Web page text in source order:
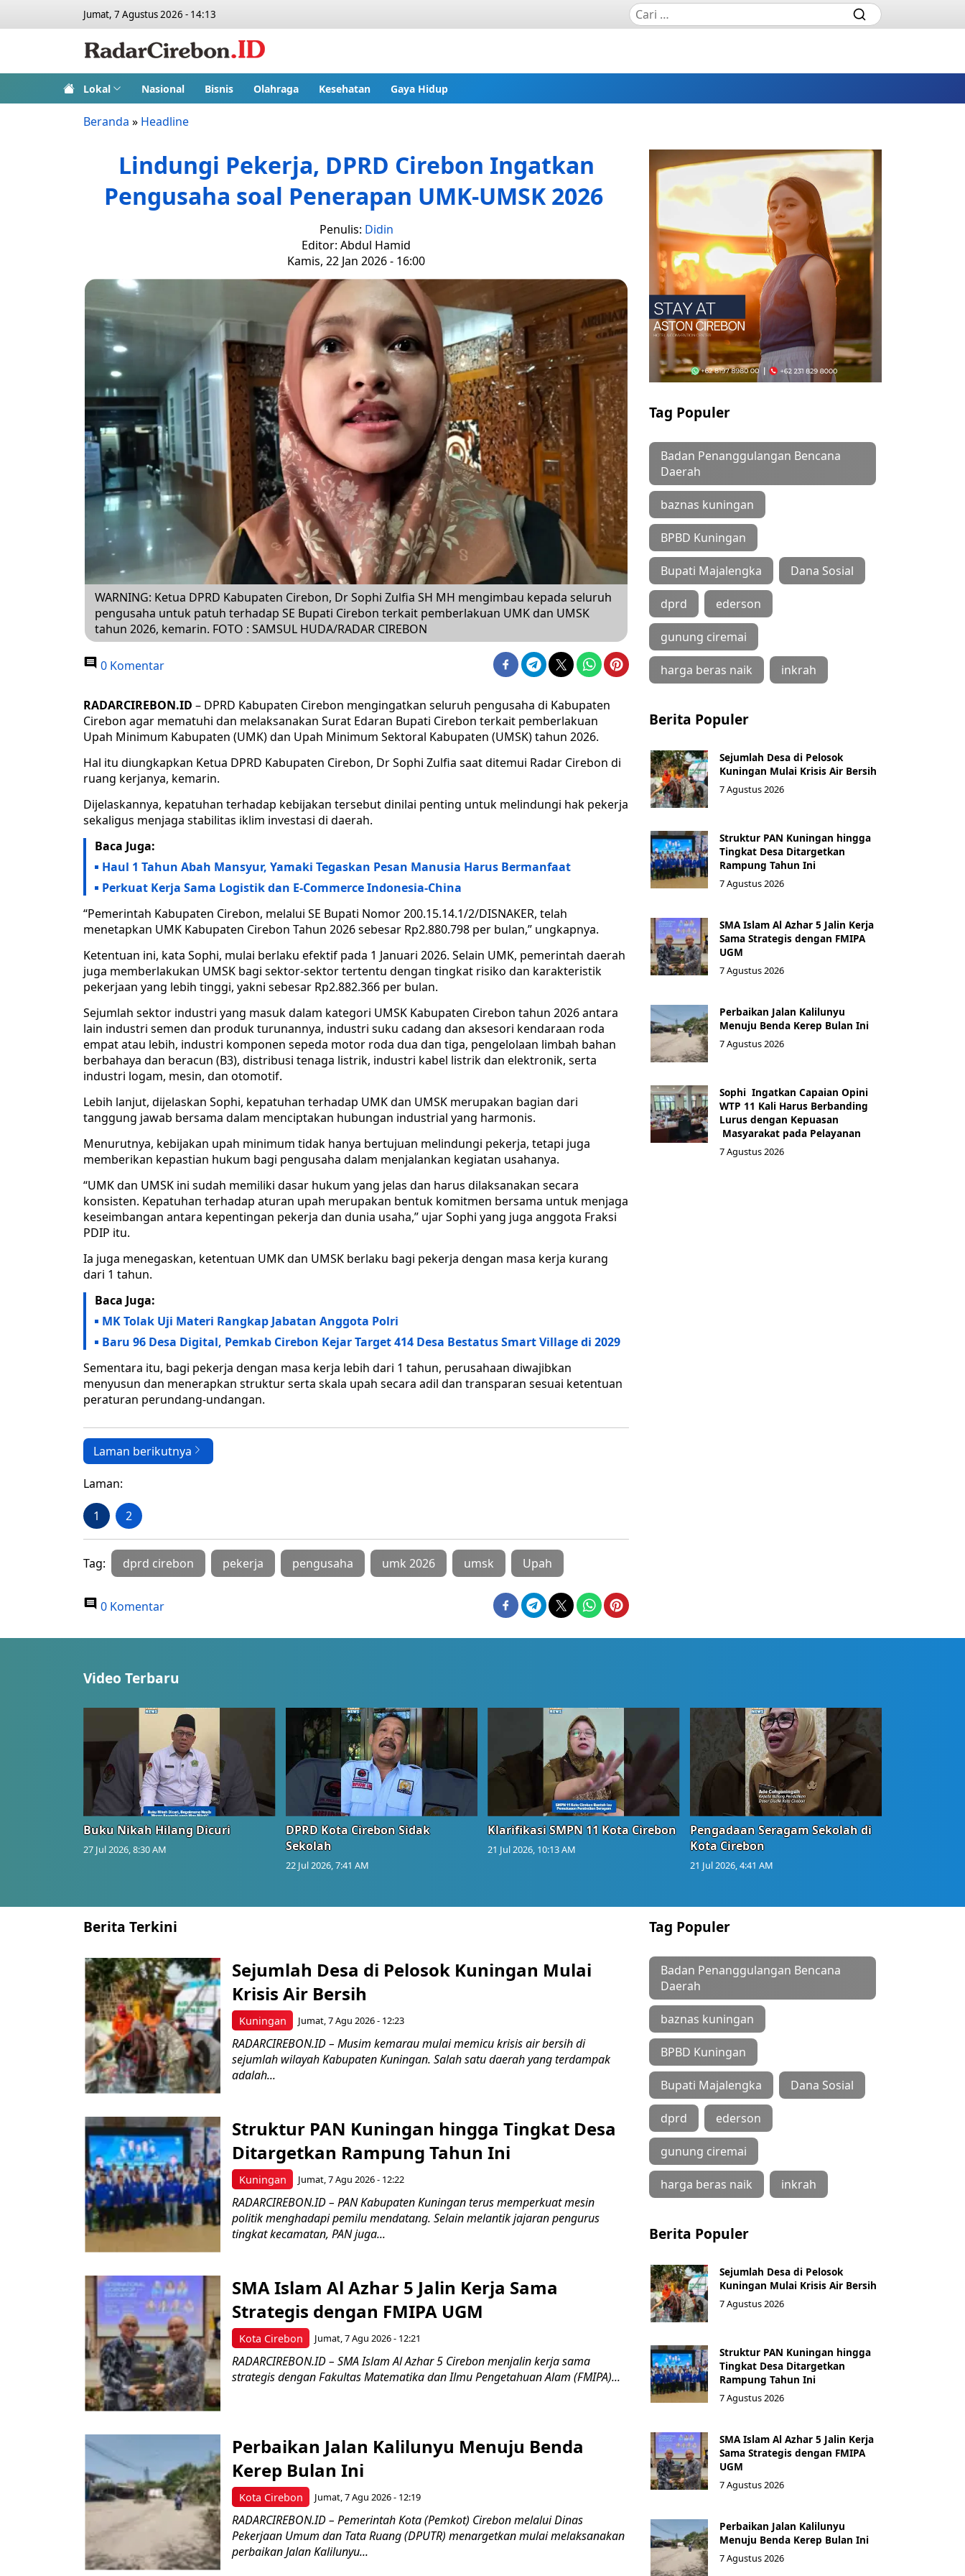
Jumat, 7 Agustus 2026 - 14:13
Lokal Nasional Bisnis Olahraga Kesehatan Gaya Hidup
Beranda » Headline
Lindungi Pekerja, DPRD Cirebon Ingatkan
Pengusaha soal Penerapan UMK-UMSK 2026
Penulis: Didin
Editor: Abdul Hamid
Kamis, 22 Jan 2026 - 16:00
WARNING: Ketua DPRD Kabupaten Cirebon, Dr Sophi Zulfia SH MH mengimbau kepada seluruh
pengusaha untuk patuh terhadap SE Bupati Cirebon terkait pemberlakuan UMK dan UMSK
tahun 2026, kemarin. FOTO : SAMSUL HUDA/RADAR CIREBON
0 Komentar
RADARCIREBON.ID – DPRD Kabupaten Cirebon mengingatkan seluruh pengusaha di Kabupaten
Cirebon agar mematuhi dan melaksanakan Surat Edaran Bupati Cirebon terkait pemberlakuan
Upah Minimum Kabupaten (UMK) dan Upah Minimum Sektoral Kabupaten (UMSK) tahun 2026.
Hal itu diungkapkan Ketua DPRD Kabupaten Cirebon, Dr Sophi Zulfia saat ditemui Radar Cirebon di
ruang kerjanya, kemarin.
Dijelaskannya, kepatuhan terhadap kebijakan tersebut dinilai penting untuk melindungi hak pekerja
sekaligus menjaga stabilitas iklim investasi di daerah.
Baca Juga:
Haul 1 Tahun Abah Mansyur, Yamaki Tegaskan Pesan Manusia Harus Bermanfaat
Perkuat Kerja Sama Logistik dan E-Commerce Indonesia-China
“Pemerintah Kabupaten Cirebon, melalui SE Bupati Nomor 200.15.14.1/2/DISNAKER, telah
menetapkan UMK Kabupaten Cirebon Tahun 2026 sebesar Rp2.880.798 per bulan,” ungkapnya.
Ketentuan ini, kata Sophi, mulai berlaku efektif pada 1 Januari 2026. Selain UMK, pemerintah daerah
juga memberlakukan UMSK bagi sektor-sektor tertentu dengan tingkat risiko dan karakteristik
pekerjaan yang lebih tinggi, yakni sebesar Rp2.882.366 per bulan.
Sejumlah sektor industri yang masuk dalam kategori UMSK Kabupaten Cirebon tahun 2026 antara
lain industri semen dan produk turunannya, industri suku cadang dan aksesori kendaraan roda
empat atau lebih, industri komponen sepeda motor roda dua dan tiga, pengelolaan limbah bahan
berbahaya dan beracun (B3), distribusi tenaga listrik, industri kabel listrik dan elektronik, serta
industri logam, mesin, dan otomotif.
Lebih lanjut, dijelaskan Sophi, kepatuhan terhadap UMK dan UMSK merupakan bagian dari
tanggung jawab bersama dalam menciptakan hubungan industrial yang harmonis.
Menurutnya, kebijakan upah minimum tidak hanya bertujuan melindungi pekerja, tetapi juga
memberikan kepastian hukum bagi pengusaha dalam menjalankan kegiatan usahanya.
“UMK dan UMSK ini sudah memiliki dasar hukum yang jelas dan harus dilaksanakan secara
konsisten. Kepatuhan terhadap aturan upah merupakan bentuk komitmen bersama untuk menjaga
keseimbangan antara kepentingan pekerja dan dunia usaha,” ujar Sophi yang juga anggota Fraksi
PDIP itu.
Ia juga menegaskan, ketentuan UMK dan UMSK berlaku bagi pekerja dengan masa kerja kurang
dari 1 tahun.
Baca Juga:
MK Tolak Uji Materi Rangkap Jabatan Anggota Polri
Baru 96 Desa Digital, Pemkab Cirebon Kejar Target 414 Desa Bestatus Smart Village di 2029
Sementara itu, bagi pekerja dengan masa kerja lebih dari 1 tahun, perusahaan diwajibkan
menyusun dan menerapkan struktur serta skala upah secara adil dan transparan sesuai ketentuan
peraturan perundang-undangan.
Laman berikutnya
Laman:
1 2
Tag: dprd cirebon pekerja pengusaha umk 2026 umsk Upah
0 Komentar
Tag Populer
Badan Penanggulangan Bencana
Daerah
baznas kuningan
BPBD Kuningan
Bupati Majalengka Dana Sosial
dprd ederson
gunung ciremai
harga beras naik inkrah
Berita Populer
Sejumlah Desa di Pelosok
Kuningan Mulai Krisis Air Bersih
7 Agustus 2026
Struktur PAN Kuningan hingga
Tingkat Desa Ditargetkan
Rampung Tahun Ini
7 Agustus 2026
SMA Islam Al Azhar 5 Jalin Kerja
Sama Strategis dengan FMIPA
UGM
7 Agustus 2026
Perbaikan Jalan Kalilunyu
Menuju Benda Kerep Bulan Ini
7 Agustus 2026
Sophi Ingatkan Capaian Opini
WTP 11 Kali Harus Berbanding
Lurus dengan Kepuasan
Masyarakat pada Pelayanan
7 Agustus 2026
Video Terbaru
Buku Nikah Hilang Dicuri
27 Jul 2026, 8:30 AM
DPRD Kota Cirebon Sidak
Sekolah
22 Jul 2026, 7:41 AM
Klarifikasi SMPN 11 Kota Cirebon
21 Jul 2026, 10:13 AM
Pengadaan Seragam Sekolah di
Kota Cirebon
21 Jul 2026, 4:41 AM
Berita Terkini
Kuningan
Sejumlah Desa di Pelosok Kuningan Mulai
Krisis Air Bersih
Jumat, 7 Agu 2026 - 12:23
RADARCIREBON.ID – Musim kemarau mulai memicu krisis air bersih di
sejumlah wilayah Kabupaten Kuningan. Salah satu daerah yang terdampak
adalah...
Kuningan
Struktur PAN Kuningan hingga Tingkat Desa
Ditargetkan Rampung Tahun Ini
Jumat, 7 Agu 2026 - 12:22
RADARCIREBON.ID – PAN Kabupaten Kuningan terus memperkuat mesin
politik menghadapi pemilu mendatang. Selain melantik jajaran pengurus
tingkat kecamatan, PAN juga...
Kota Cirebon
SMA Islam Al Azhar 5 Jalin Kerja Sama
Strategis dengan FMIPA UGM
Jumat, 7 Agu 2026 - 12:21
RADARCIREBON.ID – SMA Islam Al Azhar 5 Cirebon menjalin kerja sama
strategis dengan Fakultas Matematika dan Ilmu Pengetahuan Alam (FMIPA)...
Kota Cirebon
Perbaikan Jalan Kalilunyu Menuju Benda
Kerep Bulan Ini
Jumat, 7 Agu 2026 - 12:19
RADARCIREBON.ID – Pemerintah Kota (Pemkot) Cirebon melalui Dinas
Pekerjaan Umum dan Tata Ruang (DPUTR) menargetkan mulai melaksanakan
perbaikan Jalan Kalilunyu...
Tag Populer
Badan Penanggulangan Bencana
Daerah
baznas kuningan
BPBD Kuningan
Bupati Majalengka Dana Sosial
dprd ederson
gunung ciremai
harga beras naik inkrah
Berita Populer
Sejumlah Desa di Pelosok
Kuningan Mulai Krisis Air Bersih
7 Agustus 2026
Struktur PAN Kuningan hingga
Tingkat Desa Ditargetkan
Rampung Tahun Ini
7 Agustus 2026
SMA Islam Al Azhar 5 Jalin Kerja
Sama Strategis dengan FMIPA
UGM
7 Agustus 2026
Perbaikan Jalan Kalilunyu
Menuju Benda Kerep Bulan Ini
7 Agustus 2026